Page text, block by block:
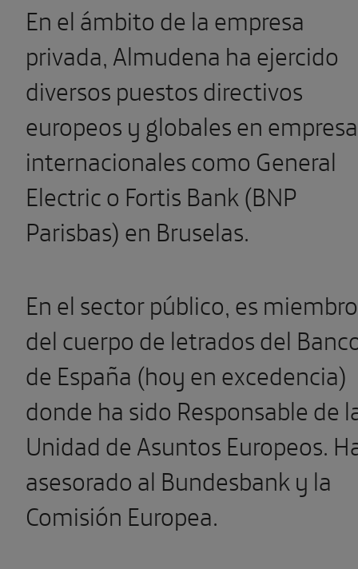
En el ámbito de la empresa
privada, Almudena ha ejercido
diversos puestos directivos
europeos y globales en
internacionales como General
Electric o Fortis Bank (BNP
Parisbas) en Bruselas.
En el sector público, es miembro
del cuerpo de letrados del
de España (hoy en excedencia)
donde ha sido Responsable de
Unidad de Asuntos Europeos.
asesorado al Bundesbank y la
Comisión Europea.